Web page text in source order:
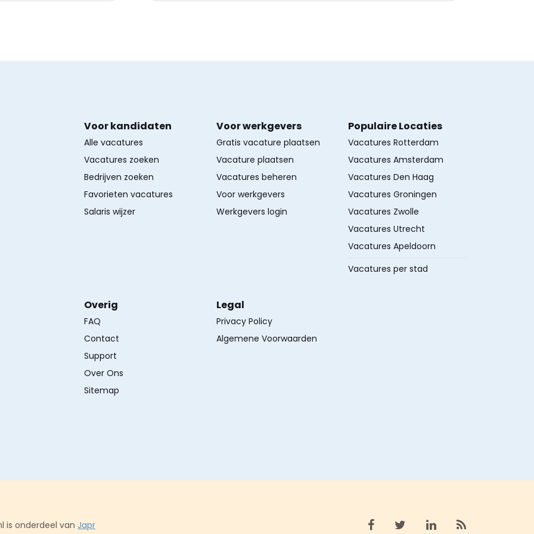
Voor kandidaten
Alle vacatures
Vacatures zoeken
Bedrijven zoeken
Favorieten vacatures
Salaris wijzer
Voor werkgevers
Gratis vacature plaatsen
Vacature plaatsen
Vacatures beheren
Voor werkgevers
Werkgevers login
Populaire Locaties
Vacatures Rotterdam
Vacatures Amsterdam
Vacatures Den Haag
Vacatures Groningen
Vacatures Zwolle
Vacatures Utrecht
Vacatures Apeldoorn
Vacatures per stad
Overig
FAQ
Contact
Support
Over Ons
Sitemap
Legal
Privacy Policy
Algemene Voorwaarden
is onderdeel van Japr Bekijk facebook
Bekijk X (twitter)
Bekijk linkedin
Bekijk rss